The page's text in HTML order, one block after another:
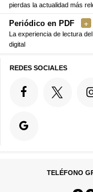
pierdas la actualidad más
Periódico en PDF
La experiencia de lectura
digital
REDES SOCIALES
TELÉFONO